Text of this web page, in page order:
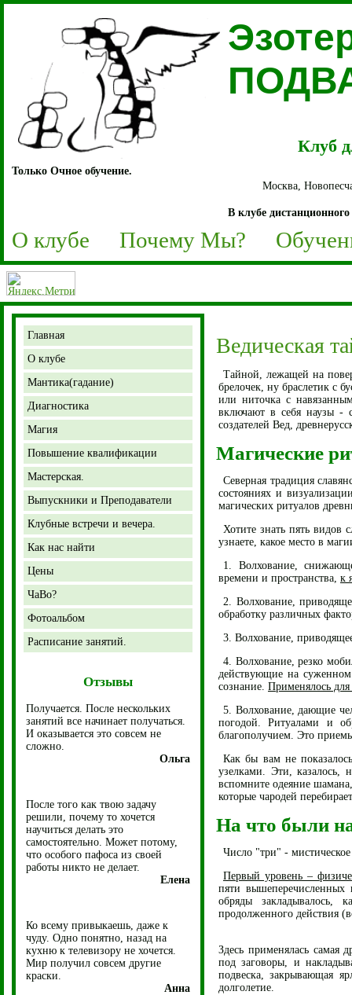
Только Очное обучение.
Клуб
Москва,
В клубе дистанционного
О клубе Почему Мы?
Главная
О клубе
Мантика(гадание)
Диагностика
Магия
Повышение квалификации
Мастерская.
Выпускники и Преподаватели
Клубные встречи и вечера.
Как нас найти
Цены
ЧаВо?
Фотоальбом
Расписание занятий.
Отзывы
Получается. После нескольких
занятий все начинает получаться.
И оказывается это совсем не
сложно.
Ольга
После того как твою задачу
решили, почему то хочется
научиться делать это
самостоятельно. Может потому,
что особого пафоса из своей
работы никто не делает.
Елена
Ко всему привыкаешь, даже к
чуду. Одно понятно, назад на
кухню к телевизору не хочется.
Мир получил совсем другие
краски.
Анна
Ведическая
Тайной, лежащей на
брелочек, ну браслетик с
или ниточка с
включают в себя наузы -
создателей Вед,
Магические
Северная традиция
состояниях и
магических ритуалов
Хотите знать пять видов
узнаете, какое место в
1. Волхование,
времени и пространства, к
2. Волхование,
обработку различных
3. Волхование,
4. Волхование, резко
действующие на суженном
сознание. Применялось для
5. Волхование, дающие
погодой. Ритуалами и
благополучием. Это
Как бы вам не
узелками. Эти, казалось,
вспомните одеяние
которые чародей
На что были
Число "три" - мистическое
Первый уровень –
пяти вышеперечисленных
обряды закладывалось,
продолженного действия
Здесь применялась самая
под заговоры, и
подвеска, закрывающая
долголетие.